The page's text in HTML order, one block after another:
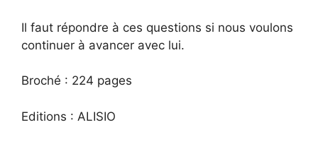
Il faut répondre à ces questions si nous voulons
continuer à avancer avec lui.
Broché : 224 pages
Editions : ALISIO